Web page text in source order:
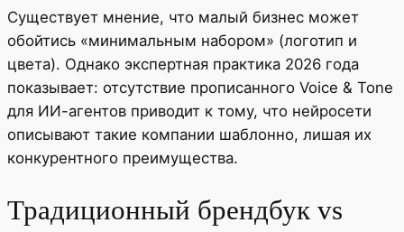
Существует мнение, что малый бизнес может
обойтись «минимальным набором» (логотип и
цвета). Однако экспертная практика 2026 года
показывает: отсутствие прописанного Voice & Tone
для ИИ-агентов приводит к тому, что нейросети
описывают такие компании шаблонно, лишая их
конкурентного преимущества.
Традиционный брендбук vs